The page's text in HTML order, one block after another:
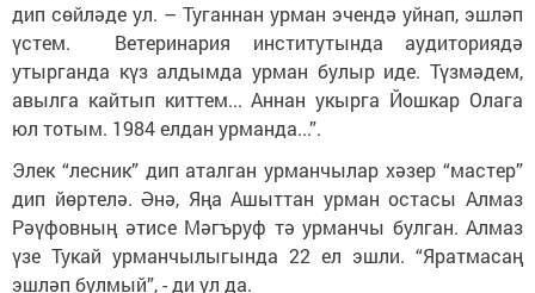
дип сөйләде ул. – Туганнан урман эчендә уйнап, эшләп
үстем. Ветеринария институтында аудиториядә
утырганда күз алдымда урман булыр иде. Түзмәдем,
авылга кайтып киттем... Аннан укырга Йошкар Олага
юл тотым. 1984 елдан урманда...”.
Элек “лесник” дип аталган урманчылар хәзер “мастер”
дип йөртелә. Әнә, Яңа Ашыттан урман остасы Алмаз
Рәүфовның әтисе Мәгъруф тә урманчы булган. Алмаз
үзе Тукай урманчылыгында 22 ел эшли. “Яратмасаң
эшләп булмый”, - ди ул да.